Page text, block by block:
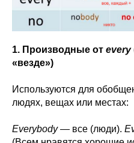
1. Производные от every
«везде»)
Используются для
людях, вещах или местах:
Everybody— все (люди).